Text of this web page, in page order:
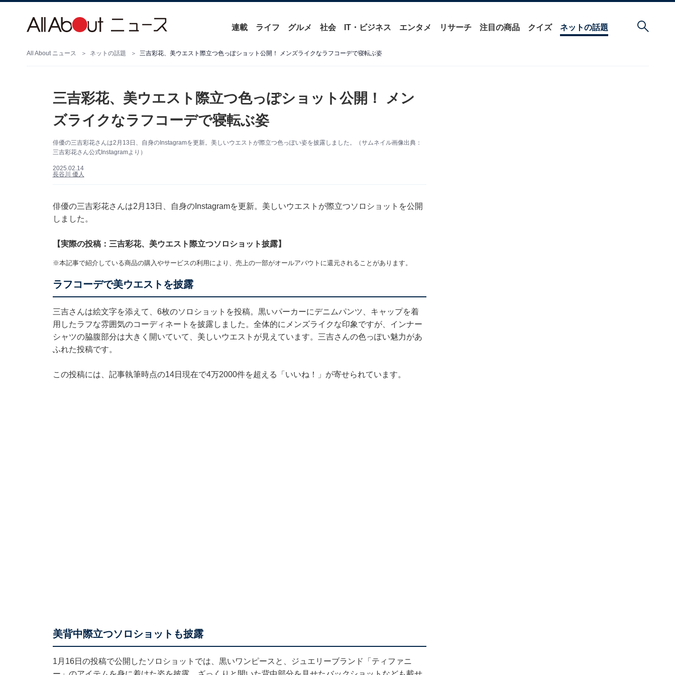
連載 ライフ グルメ 社会 IT・ビジネス エンタメ リサーチ 注目の商品 クイズ ネットの話題
All About ニュース ネットの話題 三吉彩花、美ウエスト際立つ色っぽショット公開！ メンズライクなラフコーデで寝転ぶ姿
三吉彩花、美ウエスト際立つ色っぽショット公開！ メン
ズライクなラフコーデで寝転ぶ姿
俳優の三吉彩花さんは2月13日、自身のInstagramを更新。美しいウエストが際立つ色っぽい姿を披露しました。（サムネイル画像出典：
三吉彩花さん公式Instagramより）
2025.02.14
長谷川 優人
俳優の三吉彩花さんは2月13日、自身のInstagramを更新。美しいウエストが際立つソロショットを公開
しました。
【実際の投稿：三吉彩花、美ウエスト際立つソロショット披露】
※本記事で紹介している商品の購入やサービスの利用により、売上の一部がオールアバウトに還元されることがあります。
ラフコーデで美ウエストを披露
三吉さんは絵文字を添えて、6枚のソロショットを投稿。黒いパーカーにデニムパンツ、キャップを着
用したラフな雰囲気のコーディネートを披露しました。全体的にメンズライクな印象ですが、インナー
シャツの脇腹部分は大きく開いていて、美しいウエストが見えています。三吉さんの色っぽい魅力があ
ふれた投稿です。
この投稿には、記事執筆時点の14日現在で4万2000件を超える「いいね！」が寄せられています。
美背中際立つソロショットも披露
1月16日の投稿で公開したソロショットでは、黒いワンピースと、ジュエリーブランド「ティファニ